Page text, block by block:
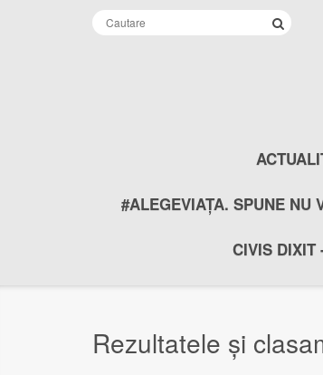
#ALEGEVIAȚA. SPUNE NU
CIVIS DIXIT
Rezultatele și